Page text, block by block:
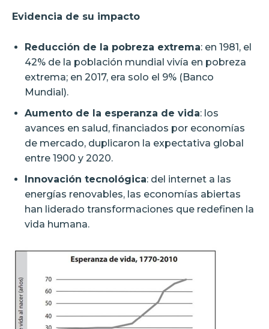
Evidencia de su impacto
Reducción de la pobreza extrema: en 1981, el
42% de la población mundial vivía en pobreza
extrema; en 2017, era solo el 9% (Banco
Mundial).
Aumento de la esperanza de vida: los
avances en salud, financiados por economías
de mercado, duplicaron la expectativa global
entre 1900 y 2020.
Innovación tecnológica: del internet a las
energías renovables, las economías abiertas
han liderado transformaciones que redefinen la
vida humana.